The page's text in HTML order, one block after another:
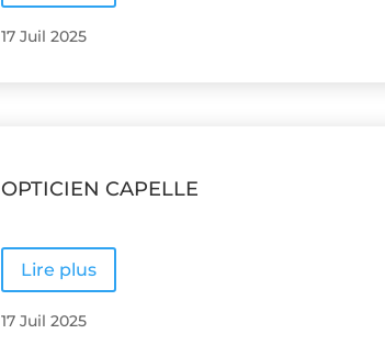
17 Juil 2025
OPTICIEN CAPELLE
Lire plus
17 Juil 2025